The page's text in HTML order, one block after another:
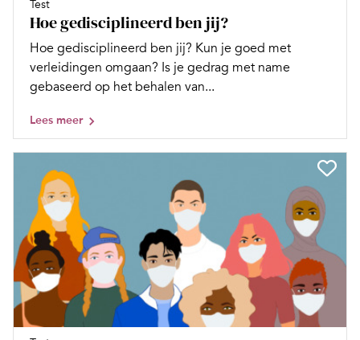
Test
Hoe gedisciplineerd ben jij?
Hoe gedisciplineerd ben jij? Kun je goed met
verleidingen omgaan? Is je gedrag met name
gebaseerd op het behalen van...
Lees meer